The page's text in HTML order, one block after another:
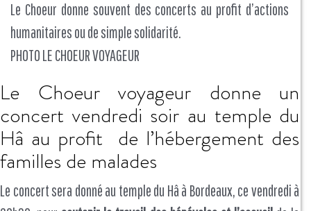
Le Choeur donne souvent des concerts au profit d’actions
humanitaires ou de simple solidarité.
PHOTO LE CHOEUR VOYAGEUR
Le Choeur voyageur donne un
concert vendredi soir au temple du
Hâ au profit de l’hébergement des
familles de malades
Le concert sera donné au temple du Hâ à Bordeaux, ce vendredi à